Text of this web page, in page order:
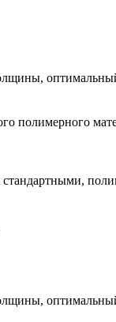
полимерного